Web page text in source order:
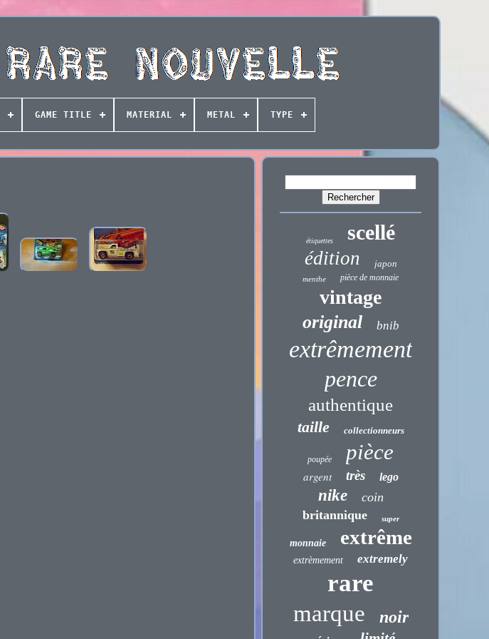
GAME TITLE MATERIAL METAL TYPE
étiquettes scellé
édition japon
menthe pièce de monnaie
vintage
original bnib
extrêmement
pence
authentique
taille collectionneurs
poupée pièce
argent très lego
nike
coin
britannique
super
monnaie extrême
extrèmement extremely
rare
marque noir